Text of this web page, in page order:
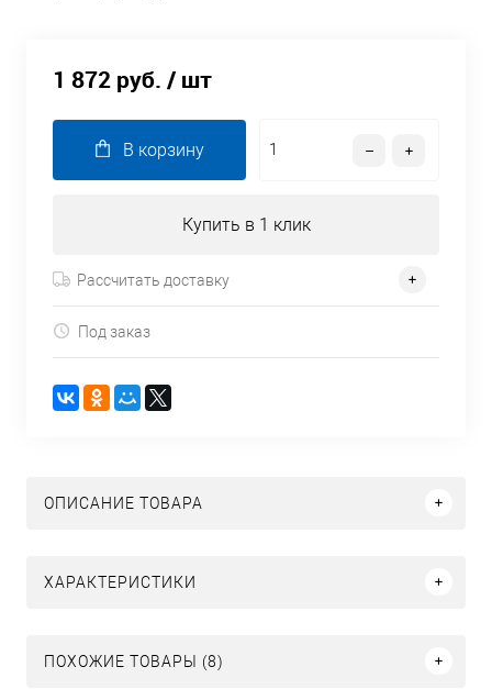
1 872 руб. / шт
В корзину
Купить в 1 клик
Рассчитать доставку
Под заказ
ОПИСАНИЕ ТОВАРА
ХАРАКТЕРИСТИКИ
ПОХОЖИЕ ТОВАРЫ (8)